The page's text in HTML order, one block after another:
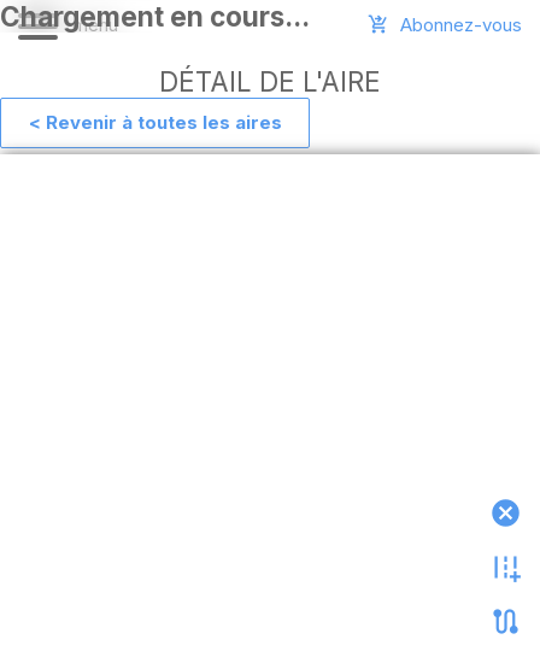
Aide
Abonnez-vous
DÉTAIL DE L'AIRE
< Revenir à toutes les aires